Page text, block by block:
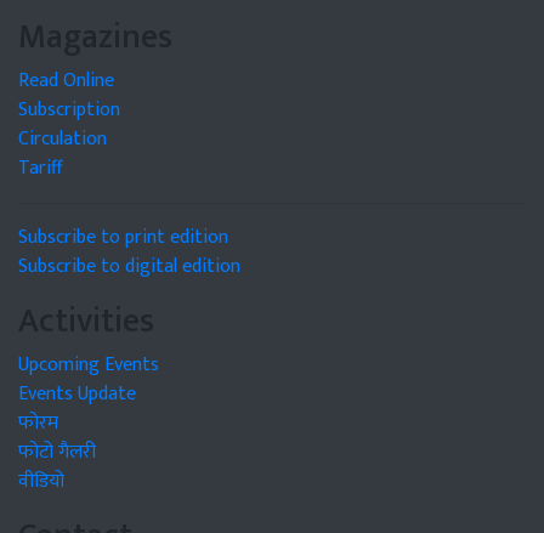
Magazines
Read Online
Subscription
Circulation
Tariff
Subscribe to print edition
Subscribe to digital edition
Activities
Upcoming Events
Events Update
फोरम
फोटो गैलरी
वीडियो